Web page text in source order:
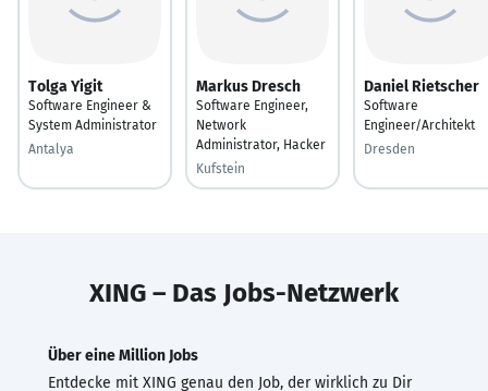
Tolga Yigit
Software Engineer &
System Administrator
Antalya
Markus Dresch
Software Engineer,
Network
Administrator, Hacker
Kufstein
Daniel Rietscher
Software
Engineer/Architekt
Dresden
XING – Das Jobs-Netzwerk
Über eine Million Jobs
Entdecke mit XING genau den Job, der wirklich zu Dir